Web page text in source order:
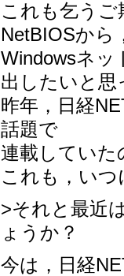
これも乞うご
NetBIOSから
Windowsネッ
出したいと思
昨年，日経
話題で
連載していた
これも，い
>それと最近
ょうか？
今は，日経